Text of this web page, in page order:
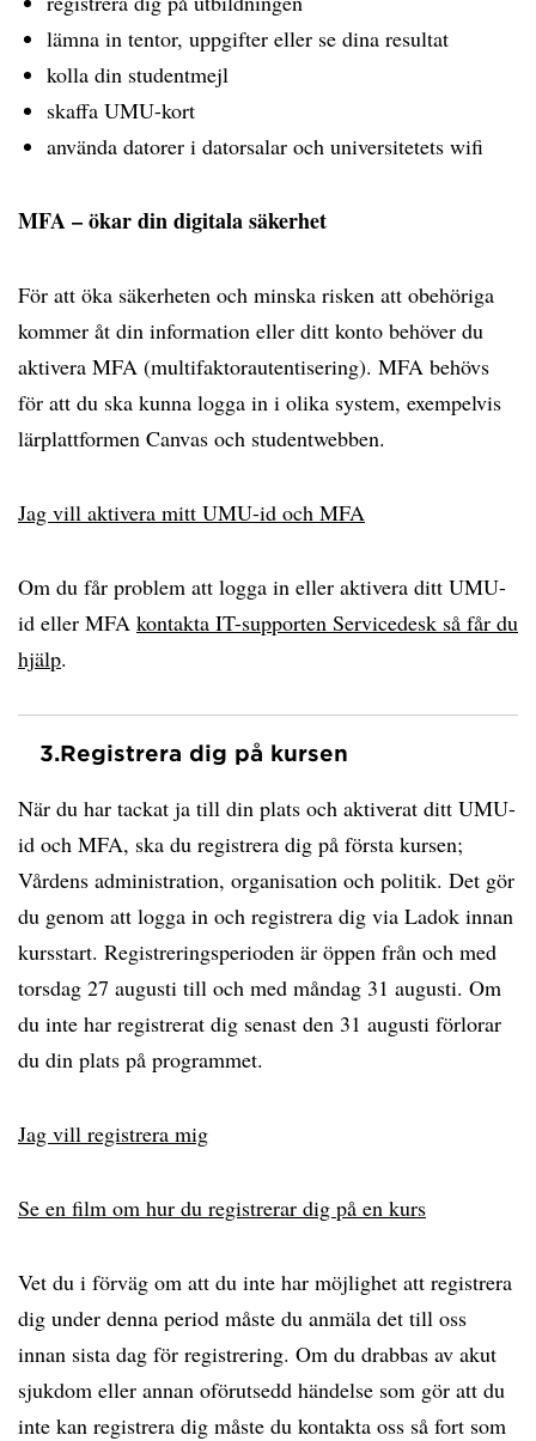
lämna in tentor, uppgifter eller se dina resultat
kolla din studentmejl
skaffa UMU-kort
använda datorer i datorsalar och universitetets wifi
MFA – ökar din digitala säkerhet
För att öka säkerheten och minska risken att obehöriga
kommer åt din information eller ditt konto behöver du
aktivera MFA (multifaktorautentisering). MFA behövs
för att du ska kunna logga in i olika system, exempelvis
lärplattformen Canvas och studentwebben.
Jag vill aktivera mitt UMU-id och MFA
Om du får problem att logga in eller aktivera ditt UMU-
id eller MFA kontakta IT-supporten Servicedesk så får du
hjälp.
3.Registrera dig på kursen
När du har tackat ja till din plats och aktiverat ditt UMU-
id och MFA, ska du registrera dig på första kursen;
Vårdens administration, organisation och politik. Det gör
du genom att logga in och registrera dig via Ladok innan
kursstart. Registreringsperioden är öppen från och med
torsdag 27 augusti till och med måndag 31 augusti. Om
du inte har registrerat dig senast den 31 augusti förlorar
du din plats på programmet.
Jag vill registrera mig
Se en film om hur du registrerar dig på en kurs
Vet du i förväg om att du inte har möjlighet att registrera
dig under denna period måste du anmäla det till oss
innan sista dag för registrering. Om du drabbas av akut
sjukdom eller annan oförutsedd händelse som gör att du
inte kan registrera dig måste du kontakta oss så fort som